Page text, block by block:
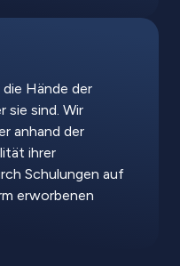
Hände der
sie sind. Wir
anhand der
ihrer
Schulungen auf
erworbenen